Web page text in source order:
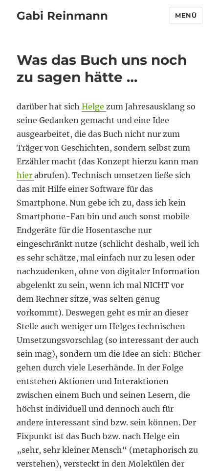
Gabi Reinmann MENÜ
Was das Buch uns noch
zu sagen hätte …
darüber hat sichHelgezum Jahresausklang so
seine Gedanken gemacht und eine Idee
ausgearbeitet, die das Buch nicht nur zum
Träger von Geschichten, sondern selbst zum
Erzähler macht (das Konzept hierzu kann man
hierabrufen). Technisch umsetzen ließe sich
das mit Hilfe einer Software für das
Smartphone. Nun gebe ich zu, dass ich kein
Smartphone-Fan bin und auch sonst mobile
Endgeräte für die Hosentasche nur
eingeschränkt nutze (schlicht deshalb, weil ich
es sehr schätze, mal einfach nur zu lesen oder
nachzudenken, ohne von digitaler Information
abgelenkt zu sein, wenn ich mal NICHT vor
dem Rechner sitze, was selten genug
vorkommt). Deswegen geht es mir an dieser
Stelle auch weniger um Helges technischen
Umsetzungsvorschlag (so interessant der auch
sein mag), sondern um die Idee an sich: Bücher
gehen durch viele Leserhände. In der Folge
entstehen Aktionen und Interaktionen
zwischen einem Buch und seinen Lesern, die
höchst individuell und dennoch auch für
andere interessant sind bzw. sein können. Der
Fixpunkt ist das Buch bzw. nach Helge ein
„sehr, sehr kleiner Mensch“ (metaphorisch zu
verstehen), versteckt in den Molekülen der